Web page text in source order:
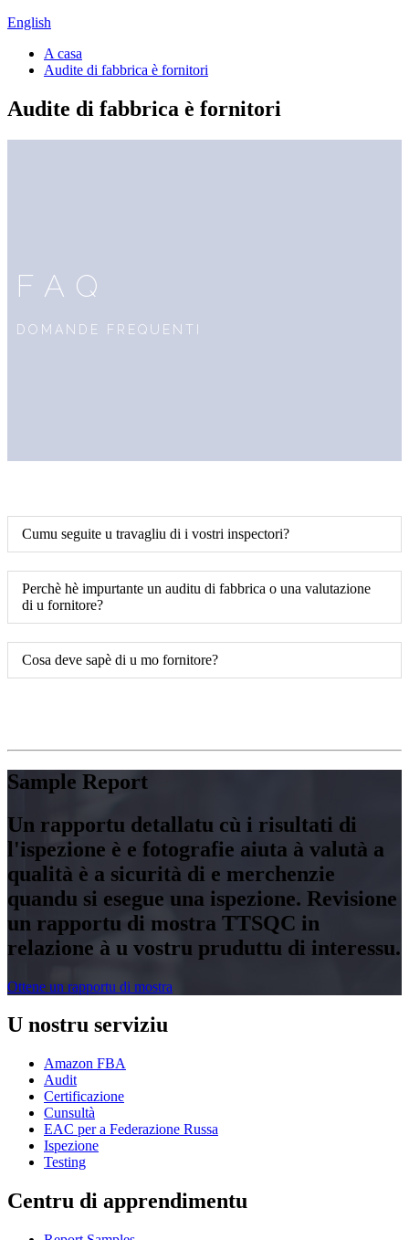
English
A casa
Audite di fabbrica è fornitori
Audite di fabbrica è fornitori
FAQ
DOMANDE FREQUENTI
Cumu seguite u travagliu di i vostri inspectori?
Perchè hè impurtante un auditu di fabbrica o una valutazione
di u fornitore?
Cosa deve sapè di u mo fornitore?
Sample Report
Un rapportu detallatu cù i risultati di
l'ispezione è e fotografie aiuta à valutà a
qualità è a sicurità di e merchenzie
quandu si esegue una ispezione. Revisione
un rapportu di mostra TTSQC in
relazione à u vostru pruduttu di interessu.
Ottene un rapportu di mostra
U nostru serviziu
Amazon FBA
Audit
Certificazione
Cunsultà
EAC per a Federazione Russa
Ispezione
Testing
Centru di apprendimentu